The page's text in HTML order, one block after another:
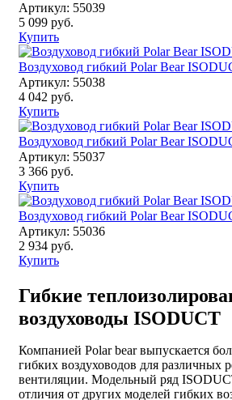
Артикул: 55039
5 099 руб.
Купить
Воздуховод гибкий Polar Bear
Артикул: 55038
4 042 руб.
Купить
Воздуховод гибкий Polar Bear
Артикул: 55037
3 366 руб.
Купить
Воздуховод гибкий Polar Bear
Артикул: 55036
2 934 руб.
Купить
Гибкие
воздуховоды ISODUCT
Компанией Polar bear выпускается
гибких воздуховодов для различных
вентиляции. Модельный ряд
отличия от других моделей гибких